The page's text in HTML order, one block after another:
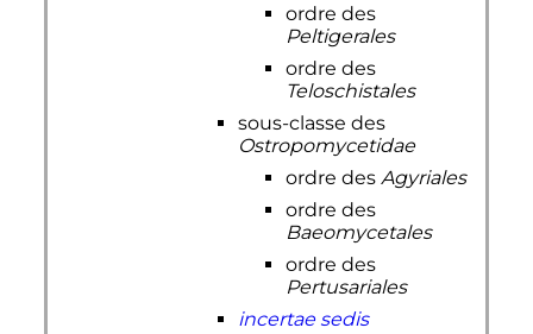
ordre des
Peltigerales
ordre des
Teloschistales
sous-classe des
Ostropomycetidae
ordre des Agyriales
ordre des
Baeomycetales
ordre des
Pertusariales
incertae sedis